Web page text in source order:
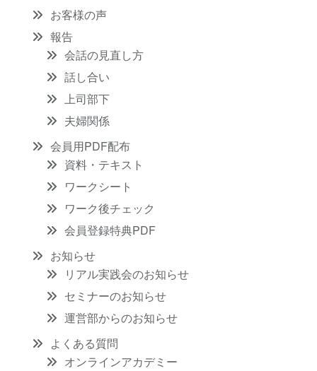
お客様の声
報告
会話の見直し方
話し合い
上司部下
夫婦関係
会員用PDF配布
資料・テキスト
ワークシート
ワーク後チェック
会員登録特典PDF
お知らせ
リアル実践会のお知らせ
セミナーのお知らせ
運営部からのお知らせ
よくある質問
オンラインアカデミー